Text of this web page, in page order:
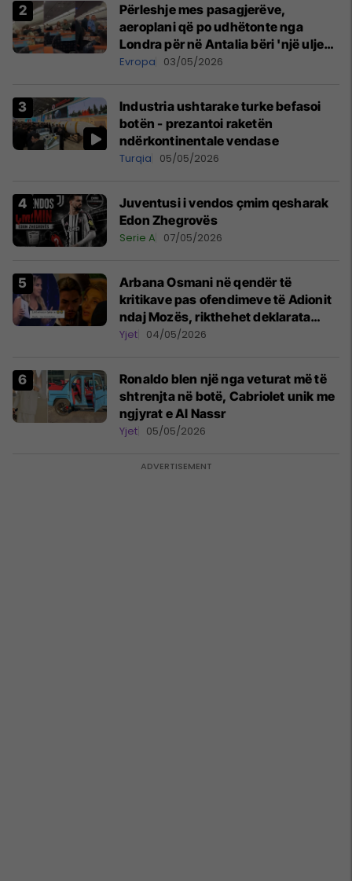
Përleshje mes pasagjerëve,
aeroplani që po udhëtonte nga
Londra për në Antalia bëri 'një ulje
emergjente' në Prishtinë
Evropa 03/05/2026
Industria ushtarake turke befasoi
botën - prezantoi raketën
ndërkontinentale vendase
Turqia 05/05/2026
Juventusi i vendos çmim qesharak
Edon Zhegrovës
Serie A 07/05/2026
Arbana Osmani në qendër të
kritikave pas ofendimeve të Adionit
ndaj Mozës, rikthehet deklarata
‘Është emision tjetër ai’
Yjet 04/05/2026
Ronaldo blen një nga veturat më të
shtrenjta në botë, Cabriolet unik me
ngjyrat e Al Nassr
Yjet 05/05/2026